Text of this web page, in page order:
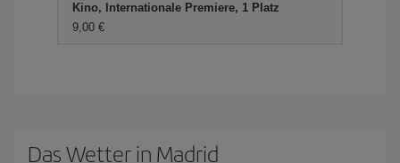
Kino, Internationale Premiere, 1 Platz
9,00 €
Das Wetter in Madrid